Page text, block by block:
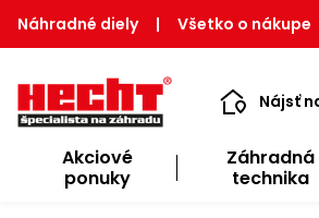
Náhradné diely | Všetko o nákupe
Nájsť
Akciové
ponuky
Záhradná
technika